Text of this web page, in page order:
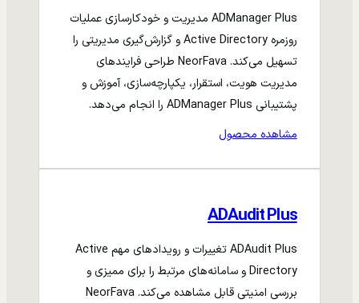
ADManager Plus مدیریت و خودکارسازی عملیات
روزمره Active Directory و گزارش‌گیری مدیریتی را
تسهیل می‌کند. NeorFava طراحی فرایندهای
مدیریت هویت، استقرار، یکپارچه‌سازی، آموزش و
پشتیبانی ADManager Plus را انجام می‌دهد.
مشاهده محصول
ADAudit Plus
ADAudit Plus تغییرات و رویدادهای مهم Active
Directory و سامانه‌های مرتبط را برای ممیزی و
بررسی امنیتی قابل مشاهده می‌کند. NeorFava